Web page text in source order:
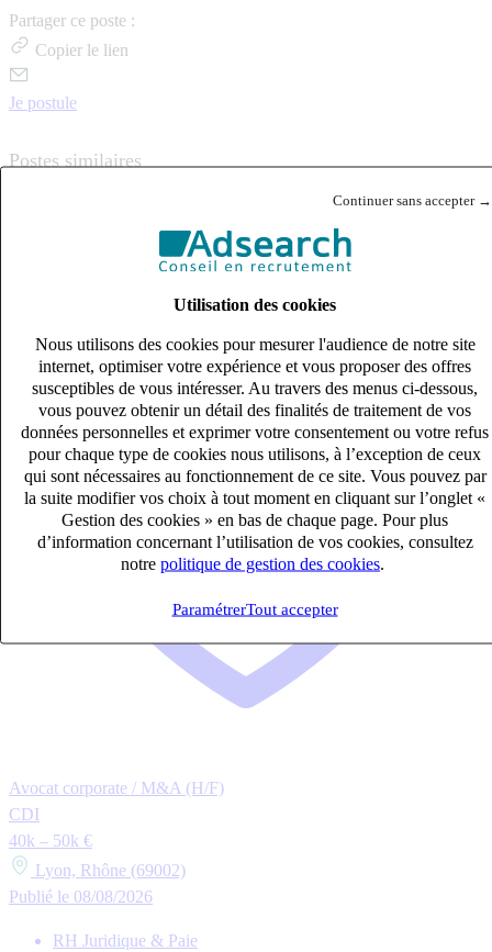
Continuer sans accepter →
Utilisation des cookies
Nous utilisons des cookies pour mesurer l'audience de notre site
internet, optimiser votre expérience et vous proposer des offres
susceptibles de vous intéresser. Au travers des menus ci-dessous,
vous pouvez obtenir un détail des finalités de traitement de vos
données personnelles et exprimer votre consentement ou votre refus
pour chaque type de cookies nous utilisons, à l’exception de ceux
qui sont nécessaires au fonctionnement de ce site. Vous pouvez par
la suite modifier vos choix à tout moment en cliquant sur l’onglet «
Gestion des cookies » en bas de chaque page. Pour plus
d’information concernant l’utilisation de vos cookies, consultez
notre politique de gestion des cookies
ParamétrerTout accepter
Partager ce poste :
Copier le lien
Je postule
Postes similaires
RH Juridique & Paie
Avocat corporate / M&A (H/F)
CDI
40k – 50k €
Lyon, Rhône (69002)
Publié le 08/08/2026
RH Juridique & Paie